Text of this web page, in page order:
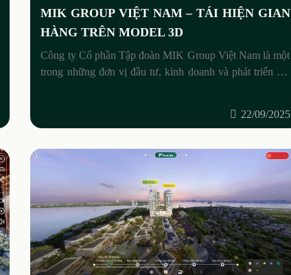
MIK GROUP VIỆT NAM – TÁI HIỆN GIAN
HÀNG TRÊN MODEL 3D
Công ty Cổ phần Tập đoàn MIK Group Việt Nam là một
trong những đơn vị đầu tư, kinh doanh và phát triển bất
22/09/2025